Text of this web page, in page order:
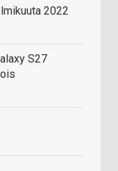
2022
S27